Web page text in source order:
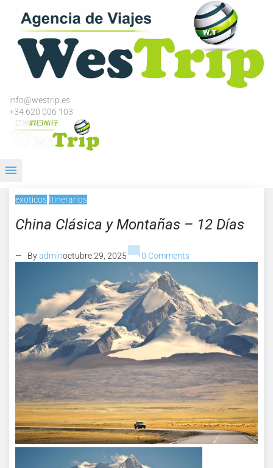
info@westrip.es
+34 620 006 103
menu
exoticos Itinerarios
China Clásica y Montañas – 12 Días
— Byadminoctubre 29, 2025mode_comment 0 Comments